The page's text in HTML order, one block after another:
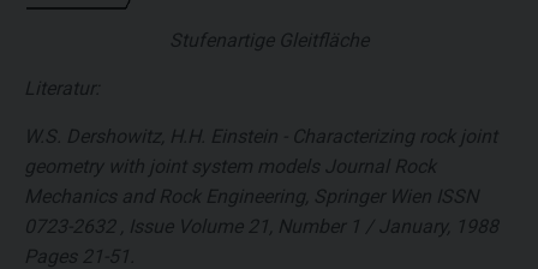
Stufenartige Gleitfläche
Literatur:
W.S. Dershowitz, H.H. Einstein - Characterizing rock joint
geometry with joint system models Journal Rock
Mechanics and Rock Engineering, Springer Wien ISSN
0723-2632 , Issue Volume 21, Number 1 / January, 1988
Pages 21-51.